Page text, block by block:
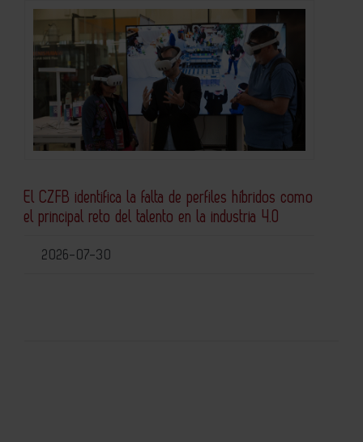
El CZFB identifica la falta de perfiles híbridos como
el principal reto del talento en la industria 4.0
2026-07-30